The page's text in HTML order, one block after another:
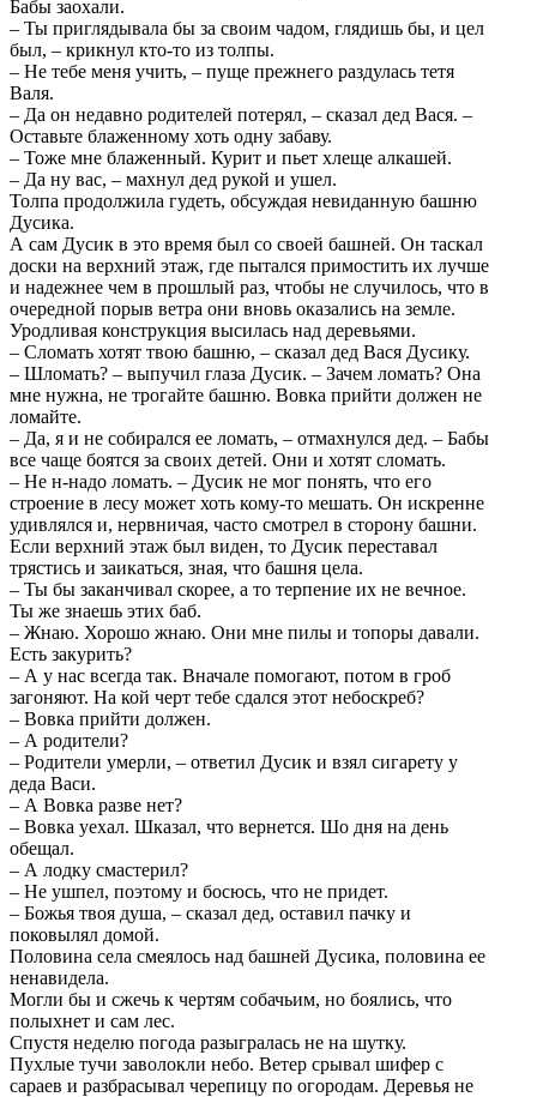
Бабы заохали.
– Ты приглядывала бы за своим чадом, глядишь бы, и цел
был, – крикнул кто-то из толпы.
– Не тебе меня учить, – пуще прежнего раздулась тетя
Валя.
– Да он недавно родителей потерял, – сказал дед Вася. –
Оставьте блаженному хоть одну забаву.
– Тоже мне блаженный. Курит и пьет хлеще алкашей.
– Да ну вас, – махнул дед рукой и ушел.
Толпа продолжила гудеть, обсуждая невиданную башню
Дусика.
А сам Дусик в это время был со своей башней. Он таскал
доски на верхний этаж, где пытался примостить их лучше
и надежнее чем в прошлый раз, чтобы не случилось, что в
очередной порыв ветра они вновь оказались на земле.
Уродливая конструкция высилась над деревьями.
– Сломать хотят твою башню, – сказал дед Вася Дусику.
– Шломать? – выпучил глаза Дусик. – Зачем ломать? Она
мне нужна, не трогайте башню. Вовка прийти должен не
ломайте.
– Да, я и не собирался ее ломать, – отмахнулся дед. – Бабы
все чаще боятся за своих детей. Они и хотят сломать.
– Не н-надо ломать. – Дусик не мог понять, что его
строение в лесу может хоть кому-то мешать. Он искренне
удивлялся и, нервничая, часто смотрел в сторону башни.
Если верхний этаж был виден, то Дусик переставал
трястись и заикаться, зная, что башня цела.
– Ты бы заканчивал скорее, а то терпение их не вечное.
Ты же знаешь этих баб.
– Жнаю. Хорошо жнаю. Они мне пилы и топоры давали.
Есть закурить?
– А у нас всегда так. Вначале помогают, потом в гроб
загоняют. На кой черт тебе сдался этот небоскреб?
– Вовка прийти должен.
– А родители?
– Родители умерли, – ответил Дусик и взял сигарету у
деда Васи.
– А Вовка разве нет?
– Вовка уехал. Шказал, что вернется. Шо дня на день
обещал.
– А лодку смастерил?
– Не ушпел, поэтому и босюсь, что не придет.
– Божья твоя душа, – сказал дед, оставил пачку и
поковылял домой.
Половина села смеялось над башней Дусика, половина ее
ненавидела.
Могли бы и сжечь к чертям собачьим, но боялись, что
полыхнет и сам лес.
Спустя неделю погода разыгралась не на шутку.
Пухлые тучи заволокли небо. Ветер срывал шифер с
сараев и разбрасывал черепицу по огородам. Деревья не